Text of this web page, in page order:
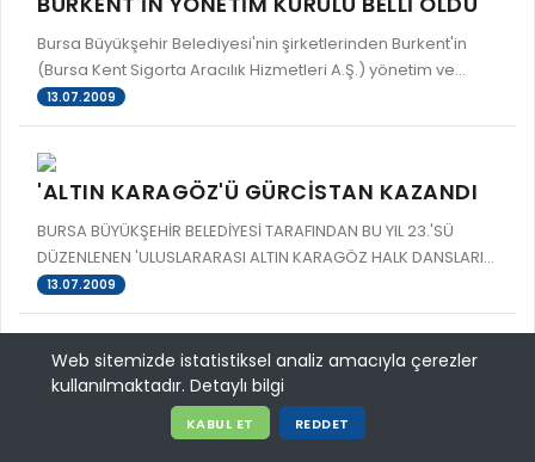
Bursa Büyükşehir Belediyesi'nin şirketlerinden Burkent'in
(Bursa Kent Sigorta Aracılık Hizmetleri A.Ş.) yönetim ve...
13.07.2009
'ALTIN KARAGÖZ'Ü GÜRCİSTAN KAZANDI
BURSA BÜYÜKŞEHİR BELEDİYESİ TARAFINDAN BU YIL 23.'SÜ
DÜZENLENEN 'ULUSLARARASI ALTIN KARAGÖZ HALK DANSLARI...
13.07.2009
ÇELİK VE ALTEPE'DEN BİRLİK MESAJLARI
Devlet Bakanı Faruk Çelik ve Bursa Büyükşehir Belediye
Başkanı Recep Altepe ile AK Parti İl Başkanı Nagip Vardar,...
Web sitemizde istatistiksel analiz amacıyla çerezler
kullanılmaktadır. Detaylı bilgi
KABUL ET REDDET